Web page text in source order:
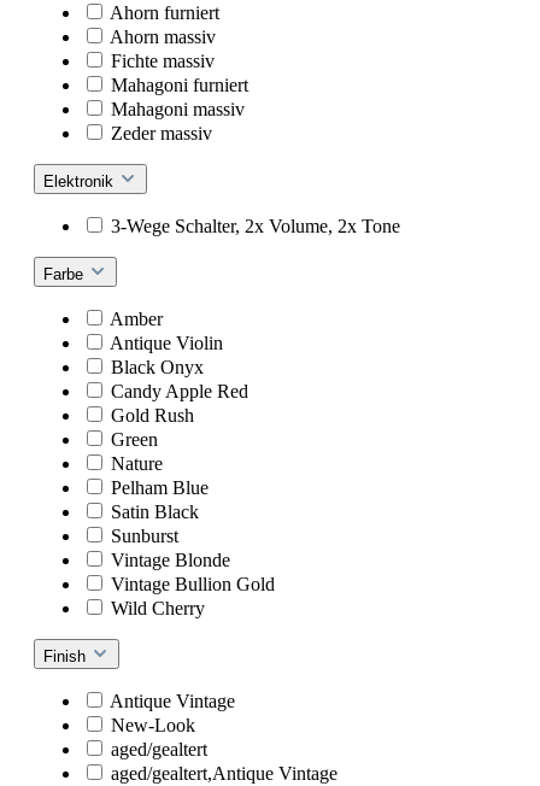
Ahorn furniert
Ahorn massiv
Fichte massiv
Mahagoni furniert
Mahagoni massiv
Zeder massiv
Elektronik
3-Wege Schalter, 2x Volume, 2x Tone
Farbe
Amber
Antique Violin
Black Onyx
Candy Apple Red
Gold Rush
Green
Nature
Pelham Blue
Satin Black
Sunburst
Vintage Blonde
Vintage Bullion Gold
Wild Cherry
Finish
Antique Vintage
New-Look
aged/gealtert
aged/gealtert,Antique Vintage